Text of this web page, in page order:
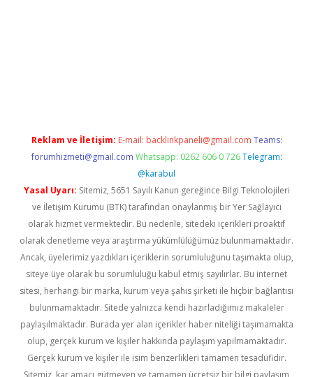
Reklam ve İletişim: E-mail: backlinkpaneli@gmail.com Teams:
forumhizmeti@gmail.com Whatsapp: 0262 606 0 726 Telegram:
@karabul
Yasal Uyarı: Sitemiz, 5651 Sayılı Kanun gereğince Bilgi Teknolojileri
ve İletişim Kurumu (BTK) tarafından onaylanmış bir Yer Sağlayıcı
olarak hizmet vermektedir. Bu nedenle, sitedeki içerikleri proaktif
olarak denetleme veya araştırma yükümlülüğümüz bulunmamaktadır.
Ancak, üyelerimiz yazdıkları içeriklerin sorumluluğunu taşımakta olup,
siteye üye olarak bu sorumluluğu kabul etmiş sayılırlar. Bu internet
sitesi, herhangi bir marka, kurum veya şahıs şirketi ile hiçbir bağlantısı
bulunmamaktadır. Sitede yalnızca kendi hazırladığımız makaleler
paylaşılmaktadır. Burada yer alan içerikler haber niteliği taşımamakta
olup, gerçek kurum ve kişiler hakkında paylaşım yapılmamaktadır.
Gerçek kurum ve kişiler ile isim benzerlikleri tamamen tesadüfidir.
Sitemiz, kar amacı gütmeyen ve tamamen ücretsiz bir bilgi paylaşım